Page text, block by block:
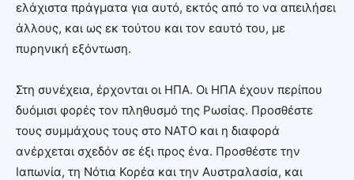
ελάχιστα πράγματα για αυτό, εκτός από το να απειλήσει
άλλους, και ως εκ τούτου και τον εαυτό του, με
πυρηνική εξόντωση.
Στη συνέχεια, έρχονται οι ΗΠΑ. Οι ΗΠΑ έχουν περίπου
δυόμισι φορές τον πληθυσμό της Ρωσίας. Προσθέστε
τους συμμάχους τους στο ΝΑΤΟ και η διαφορά
ανέρχεται σχεδόν σε έξι προς ένα. Προσθέστε την
Ιαπωνία, τη Νότια Κορέα και την Αυστραλασία, και